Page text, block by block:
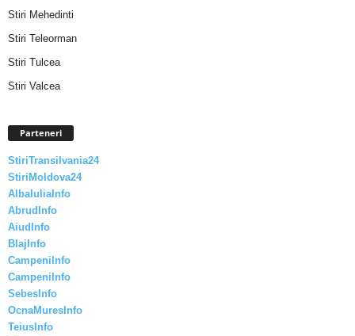
Stiri Mehedinti
Stiri Teleorman
Stiri Tulcea
Stiri Valcea
Parteneri
StiriTransilvania24
StiriMoldova24
AlbaIuliaInfo
AbrudInfo
AiudInfo
BlajInfo
CampeniInfo
CampeniInfo
SebesInfo
OcnaMuresInfo
TeiusInfo